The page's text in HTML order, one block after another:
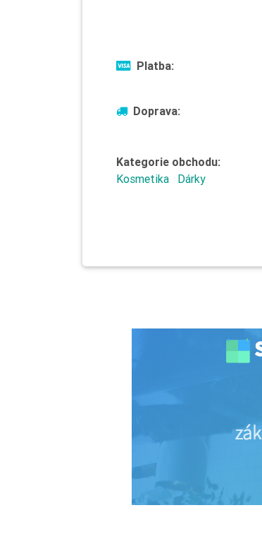
Platba:
Doprava:
Kategorie obchodu:
Kosmetika
Dárky